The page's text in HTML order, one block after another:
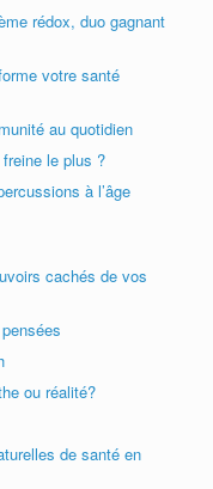
rédox, duo gagnant
votre santé
au quotidien
le plus ?
à l’âge
cachés de vos
ou réalité?
de santé en